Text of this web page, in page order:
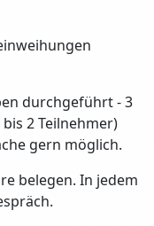
durchgeführt - 3
2 Teilnehmer)
gern möglich.
belegen. In jedem